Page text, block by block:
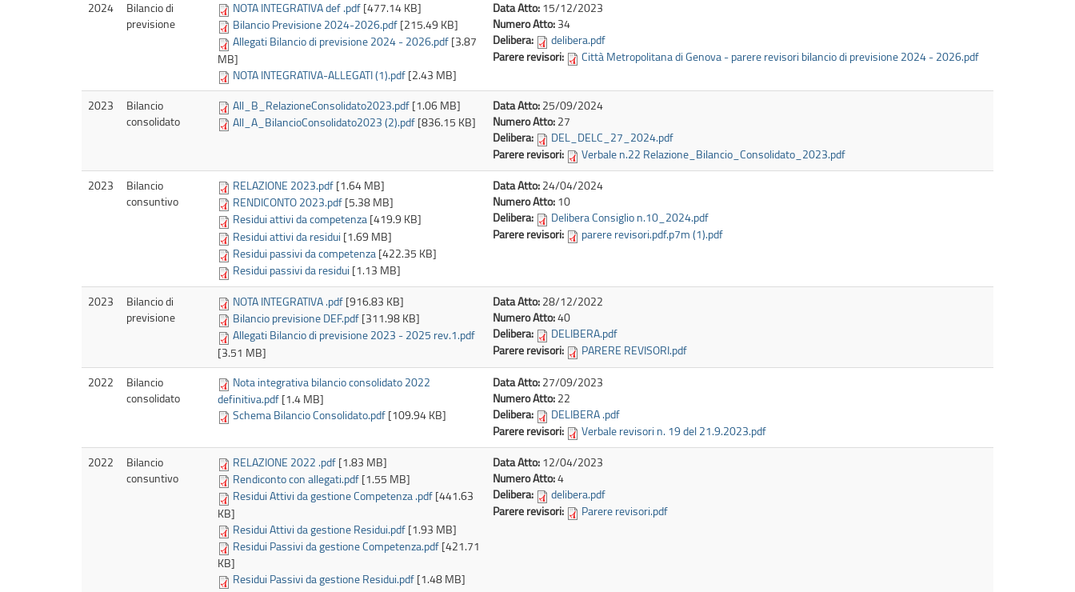
2024
Bilancio di
previsione
NOTA INTEGRATIVA def .pdf [477.14 KB]
Bilancio Previsione 2024-2026.pdf [215.49 KB]
Allegati Bilancio di previsione 2024 - 2026.pdf [3.87
MB]
NOTA INTEGRATIVA-ALLEGATI (1).pdf [2.43 MB]
Data Atto: 15/12/2023
Numero Atto: 34
Delibera:
delibera.pdf
Parere revisori:
Città Metropolitana di Genova - parere revisori bilancio di previsione 2024 - 2026.pdf
2023
Bilancio
consolidato
All_B_RelazioneConsolidato2023.pdf [1.06 MB]
All_A_BilancioConsolidato2023 (2).pdf [836.15 KB]
Data Atto: 25/09/2024
Numero Atto: 27
Delibera:
DEL_DELC_27_2024.pdf
Parere revisori:
Verbale n.22 Relazione_Bilancio_Consolidato_2023.pdf
2023
Bilancio
consuntivo
RELAZIONE 2023.pdf [1.64 MB]
RENDICONTO 2023.pdf [5.38 MB]
Residui attivi da competenza [419.9 KB]
Residui attivi da residui [1.69 MB]
Residui passivi da competenza [422.35 KB]
Residui passivi da residui [1.13 MB]
Data Atto: 24/04/2024
Numero Atto: 10
Delibera:
Delibera Consiglio n.10_2024.pdf
Parere revisori:
parere revisori.pdf.p7m (1).pdf
2023
Bilancio di
previsione
NOTA INTEGRATIVA .pdf [916.83 KB]
Bilancio previsione DEF.pdf [311.98 KB]
Allegati Bilancio di previsione 2023 - 2025 rev.1.pdf
[3.51 MB]
Data Atto: 28/12/2022
Numero Atto:40
Delibera:
DELIBERA.pdf
Parere revisori:
PARERE REVISORI.pdf
2022
Bilancio
consolidato
Nota integrativa bilancio consolidato 2022
definitiva.pdf [1.4 MB]
Schema Bilancio Consolidato.pdf [109.94 KB]
Data Atto: 27/09/2023
Numero Atto: 22
Delibera:
DELIBERA .pdf
Parere revisori:
Verbale revisori n. 19 del 21.9.2023.pdf
2022
Bilancio
consuntivo
RELAZIONE 2022 .pdf [1.83 MB]
Rendiconto con allegati.pdf [1.55 MB]
Residui Attivi da gestione Competenza .pdf [441.63
KB]
Residui Attivi da gestione Residui.pdf [1.93 MB]
Residui Passivi da gestione Competenza.pdf [421.71
KB]
Residui Passivi da gestione Residui.pdf [1.48 MB]
Data Atto: 12/04/2023
Numero Atto:4
Delibera:
delibera.pdf
Parere revisori:
Parere revisori.pdf